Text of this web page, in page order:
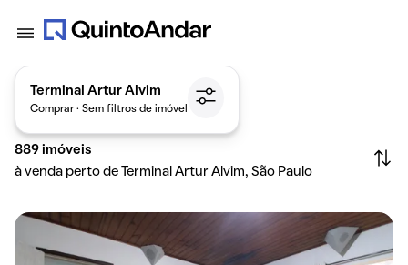
Terminal Artur Alvim
Comprar · Sem filtros de imóvel
889 imóveis
à venda perto de Terminal Artur Alvim, São Paulo